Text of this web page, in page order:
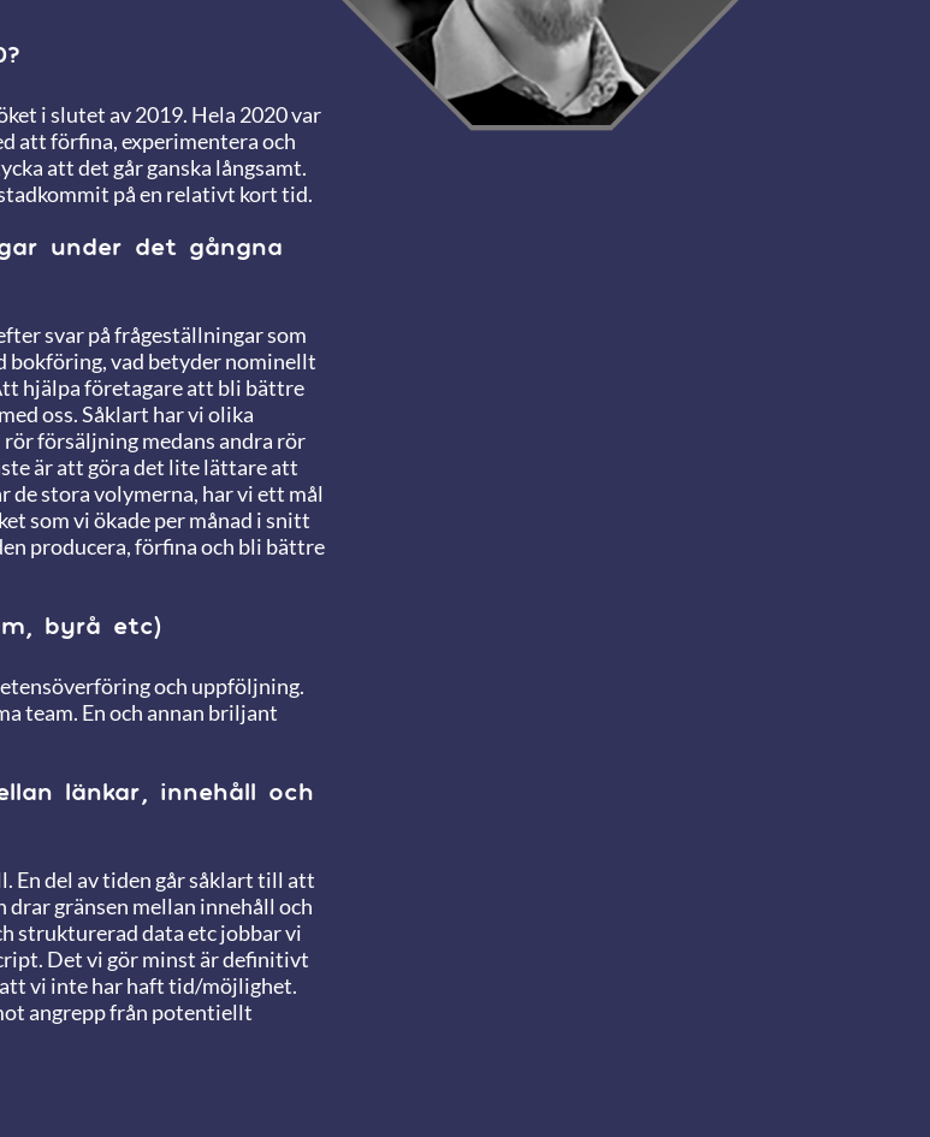
i slutet av 2019. Hela 2020 var
att förfina, experimentera och
att det går ganska långsamt.
på en relativt kort tid.
under det gångna
svar på frågeställningar som
bokföring, vad betyder nominellt
hjälpa företagare att bli bättre
oss. Såklart har vi olika
försäljning medans andra rör
är att göra det lite lättare att
de stora volymerna, har vi ett mål
som vi ökade per månad i snitt
producera, förfina och bli bättre
byrå etc)
och uppföljning.
team. En och annan briljant
länkar, innehåll och
En del av tiden går såklart till att
drar gränsen mellan innehåll och
strukturerad data etc jobbar vi
Det vi gör minst är definitivt
vi inte har haft tid/möjlighet.
angrepp från potentiellt